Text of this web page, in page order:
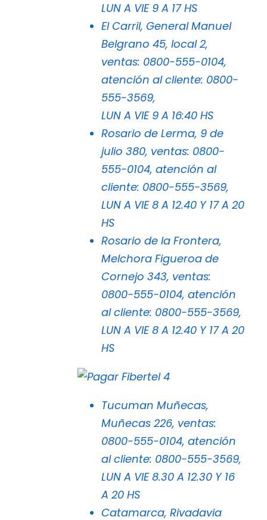
LUN A VIE 9 A 17 HS
El Carril, General Manuel
Belgrano 45, local 2,
ventas: 0800-555-0104,
atención al cliente: 0800-
555-3569,
LUN A VIE 9 A 16:40 HS
Rosario de Lerma, 9 de
julio 380, ventas: 0800-
555-0104, atención al
cliente: 0800-555-3569,
LUN A VIE 8 A 12.40 Y 17 A 20
HS
Rosario de la Frontera,
Melchora Figueroa de
Cornejo 343, ventas:
0800-555-0104, atención
al cliente: 0800-555-3569,
LUN A VIE 8 A 12.40 Y 17 A 20
HS
Tucuman Muñecas,
Muñecas 226, ventas:
0800-555-0104, atención
al cliente: 0800-555-3569,
LUN A VIE 8.30 A 12.30 Y 16
A 20 HS
Catamarca, Rivadavia